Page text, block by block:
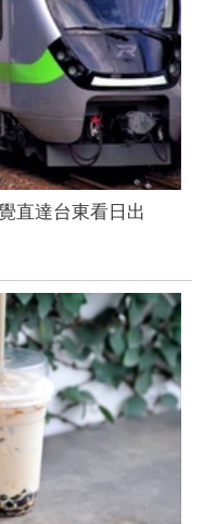
直達台東看日出